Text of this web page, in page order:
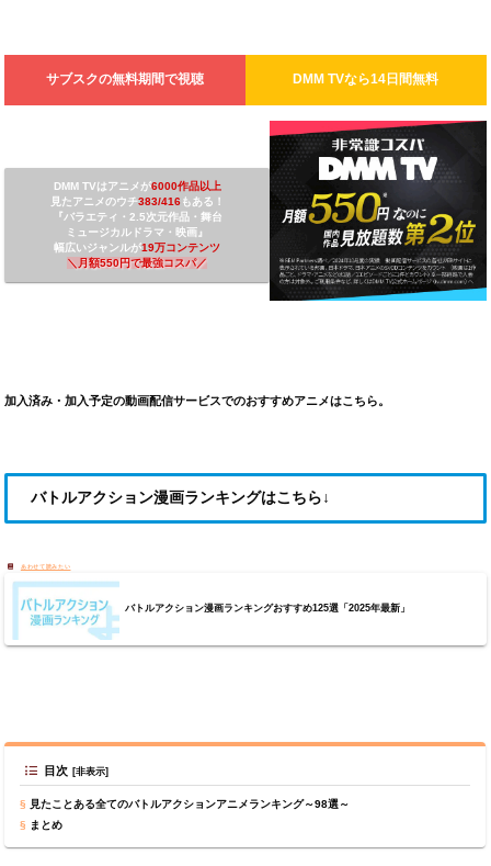
サブスクの無料期間で視聴 DMM TVなら14日間無料
DMM TVはアニメが6000作品以上
見たアニメのウチ383/416もある！
『バラエティ・2.5次元作品・舞台
ミュージカルドラマ・映画』
幅広いジャンルが19万コンテンツ
＼ 月額550円で最強コスパ／
加入済み・加入予定の動画配信サービスでのおすすめアニメはこちら。
バトルアクション漫画ランキングはこちら↓
バトルアクション漫画ランキングおすすめ125選「2025年最新」
目次
見たことある全てのバトルアクションアニメランキング～98選～
まとめ